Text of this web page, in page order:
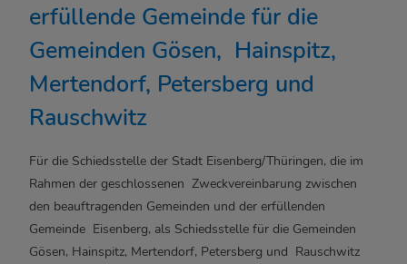
erfüllende Gemeinde für die
Gemeinden Gösen, Hainspitz,
Mertendorf, Petersberg und
Rauschwitz
Für die Schiedsstelle der Stadt Eisenberg/Thüringen, die im
Rahmen der geschlossenen Zweckvereinbarung zwischen
den beauftragenden Gemeinden und der erfüllenden
Gemeinde Eisenberg, als Schiedsstelle für die Gemeinden
Gösen, Hainspitz, Mertendorf, Petersberg und Rauschwitz